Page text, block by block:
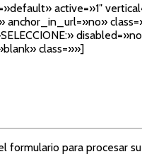
active=»1″
anchor_in_url=»no»
class=»»]
formulario para procesar